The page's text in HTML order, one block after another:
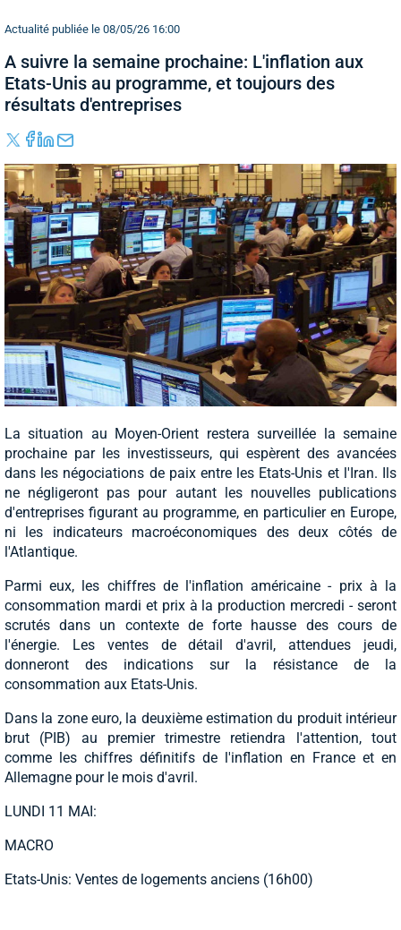
Actualité publiée le 08/05/26 16:00
A suivre la semaine prochaine: L'inflation aux
Etats-Unis au programme, et toujours des
résultats d'entreprises
La situation au Moyen-Orient restera surveillée la semaine
prochaine par les investisseurs, qui espèrent des avancées
dans les négociations de paix entre les Etats-Unis et l'Iran. Ils
ne négligeront pas pour autant les nouvelles publications
d'entreprises figurant au programme, en particulier en Europe,
ni les indicateurs macroéconomiques des deux côtés de
l'Atlantique.
Parmi eux, les chiffres de l'inflation américaine - prix à la
consommation mardi et prix à la production mercredi - seront
scrutés dans un contexte de forte hausse des cours de
l'énergie. Les ventes de détail d'avril, attendues jeudi,
donneront des indications sur la résistance de la
consommation aux Etats-Unis.
Dans la zone euro, la deuxième estimation du produit intérieur
brut (PIB) au premier trimestre retiendra l'attention, tout
comme les chiffres définitifs de l'inflation en France et en
Allemagne pour le mois d'avril.
LUNDI 11 MAI:
MACRO
Etats-Unis: Ventes de logements anciens (16h00)